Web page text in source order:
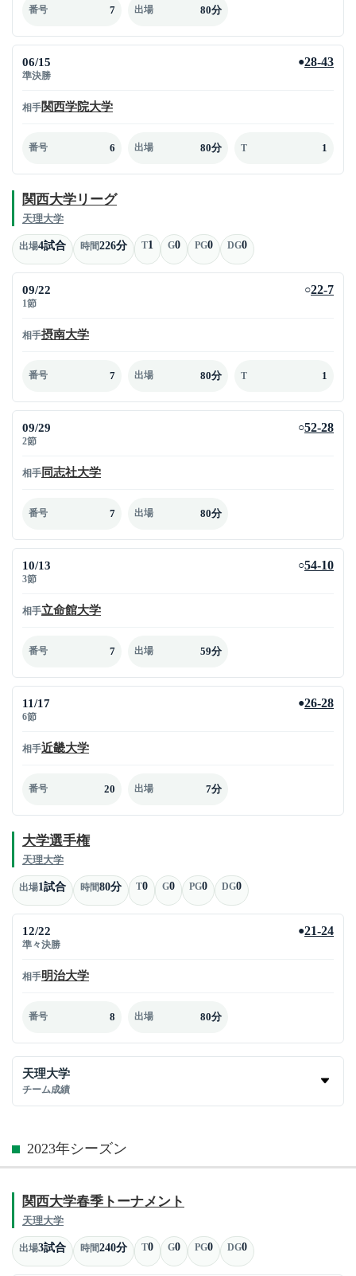
番号 7 出場 80分
06/15
準決勝
●28-43
相手関西学院大学
番号 6 出場 80分 T 1
関西大学リーグ
天理大学
出場4試合 時間226分 T1 G0 PG0 DG0
09/22
1節
○22-7
相手摂南大学
番号 7 出場 80分 T 1
09/29
2節
○52-28
相手 同志社大学
番号 7 出場 80分
10/13
3節
○54-10
相手立命館大学
番号 7 出場 59分
11/17
6節
●26-28
相手近畿大学
番号 20 出場 7分
大学選手権
天理大学
出場1試合 時間80分 T0 G0 PG0 DG0
12/22
準々決勝
●21-24
相手明治大学
番号 8 出場 80分
天理大学
チーム成績
2023年シーズン
関西大学春季トーナメント
天理大学
出場3試合 時間240分 T0 G0 PG0 DG0